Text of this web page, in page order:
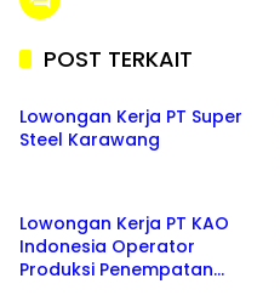
POST TERKAIT
KARAWANG
Lowongan Kerja PT Super
Steel Karawang
Lowongan Kerja PT KAO
Indonesia Operator
Produksi Penempatan
CIKARANG